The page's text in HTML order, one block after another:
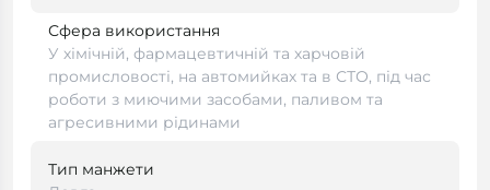
Сфера використання
У хімічній, фармацевтичній та харчовій
промисловості, на автомийках та в СТО, під час
роботи з миючими засобами, паливом та
агресивними рідинами
Тип манжети